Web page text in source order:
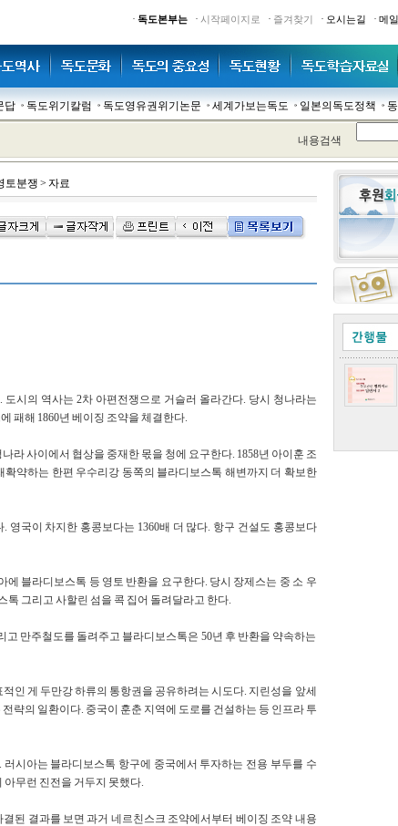
· 독도본부는 · 시작페이지로 · 즐겨찾기 · 오시는길 · 메
답 독도위기칼럼 독도영유권위기논문 세계가보는독도 일본의독도정책
내용검색
토분쟁 > 자료
시의 역사는 2차 아편전쟁으로 거슬러 올라간다. 당시 청나라는
패해 1860년 베이징 조약을 체결한다.
라 사이에서 협상을 중재한 몫을 청에 요구한다. 1858년 아이훈 조
약하는 한편 우수리강 동쪽의 블라디보스톡 해변까지 더 확보한
영국이 차지한 홍콩보다는 1360배 더 많다. 항구 건설도 홍콩보다
블라디보스톡 등 영토 반환을 요구한다. 당시 장제스는 중 소 우
그리고 사할린 섬을 콕 집어 돌려달라고 한다.
만주철도를 돌려주고 블라디보스톡은 50년 후 반환을 약속하는
인 게 두만강 하류의 통항권을 공유하려는 시도다. 지린성을 앞세
략의 일환이다. 중국이 훈춘 지역에 도로를 건설하는 등 인프라 투
시아는 블라디보스톡 항구에 중국에서 투자하는 전용 부두를 수
아무런 진전을 거두지 못했다.
결된 결과를 보면 과거 네르친스크 조약에서부터 베이징 조약 내용